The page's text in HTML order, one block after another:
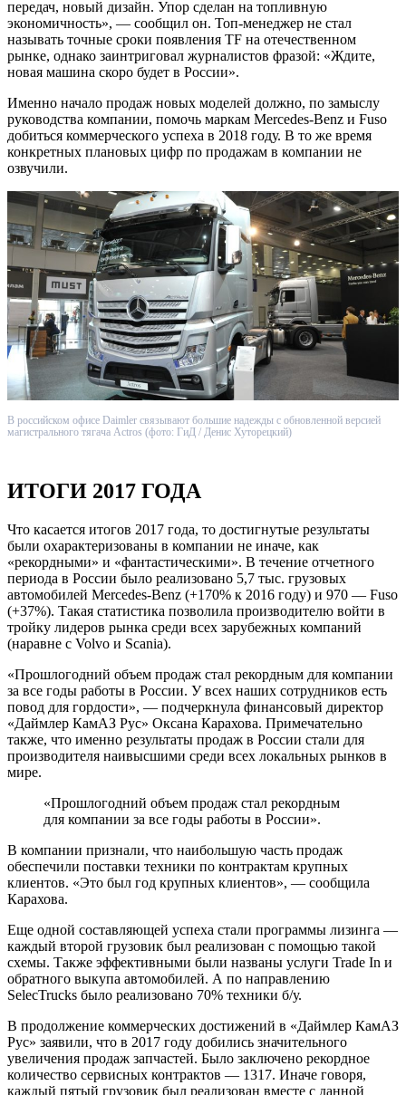
передач, новый дизайн. Упор сделан на топливную
экономичность», — сообщил он. Топ-менеджер не стал
называть точные сроки появления TF на отечественном
рынке, однако заинтриговал журналистов фразой: «Ждите,
новая машина скоро будет в России».
Именно начало продаж новых моделей должно, по замыслу
руководства компании, помочь маркам Mercedes-Benz и Fuso
добиться коммерческого успеха в 2018 году. В то же время
конкретных плановых цифр по продажам в компании не
озвучили.
В российском офисе Daimler связывают большие надежды с обновленной версией
магистрального тягача Actros (фото: ГиД / Денис Хуторецкий)
ИТОГИ 2017 ГОДА
Что касается итогов 2017 года, то достигнутые результаты
были охарактеризованы в компании не иначе, как
«рекордными» и «фантастическими». В течение отчетного
периода в России было реализовано 5,7 тыс. грузовых
автомобилей Mercedes-Benz (+170% к 2016 году) и 970 — Fuso
(+37%). Такая статистика позволила производителю войти в
тройку лидеров рынка среди всех зарубежных компаний
(наравне с Volvo и Scania).
«Прошлогодний объем продаж стал рекордным для компании
за все годы работы в России. У всех наших сотрудников есть
повод для гордости», — подчеркнула финансовый директор
«Даймлер КамАЗ Рус» Оксана Карахова. Примечательно
также, что именно результаты продаж в России стали для
производителя наивысшими среди всех локальных рынков в
мире.
«Прошлогодний объем продаж стал рекордным
для компании за все годы работы в России».
В компании признали, что наибольшую часть продаж
обеспечили поставки техники по контрактам крупных
клиентов. «Это был год крупных клиентов», — сообщила
Карахова.
Еще одной составляющей успеха стали программы лизинга —
каждый второй грузовик был реализован с помощью такой
схемы. Также эффективными были названы услуги Trade In и
обратного выкупа автомобилей. А по направлению
SelecTrucks было реализовано 70% техники б/у.
В продолжение коммерческих достижений в «Даймлер КамАЗ
Рус» заявили, что в 2017 году добились значительного
увеличения продаж запчастей. Было заключено рекордное
количество сервисных контрактов — 1317. Иначе говоря,
каждый пятый грузовик был реализован вместе с данной